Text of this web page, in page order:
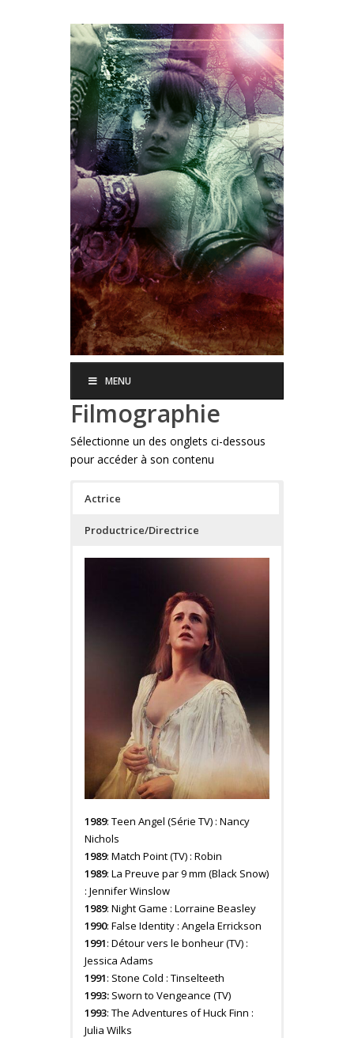
MENU
Filmographie
Sélectionne un des onglets ci-dessous
pour accéder à son contenu
Actrice
Productrice/Directrice
1989: Teen Angel (Série TV) : Nancy
Nichols
1989: Match Point (TV) : Robin
1989: La Preuve par 9 mm (Black Snow)
: Jennifer Winslow
1989: Night Game : Lorraine Beasley
1990: False Identity : Angela Errickson
1991: Détour vers le bonheur (TV) :
Jessica Adams
1991: Stone Cold : Tinselteeth
1993: Sworn to Vengeance (TV)
1993: The Adventures of Huck Finn :
Julia Wilks